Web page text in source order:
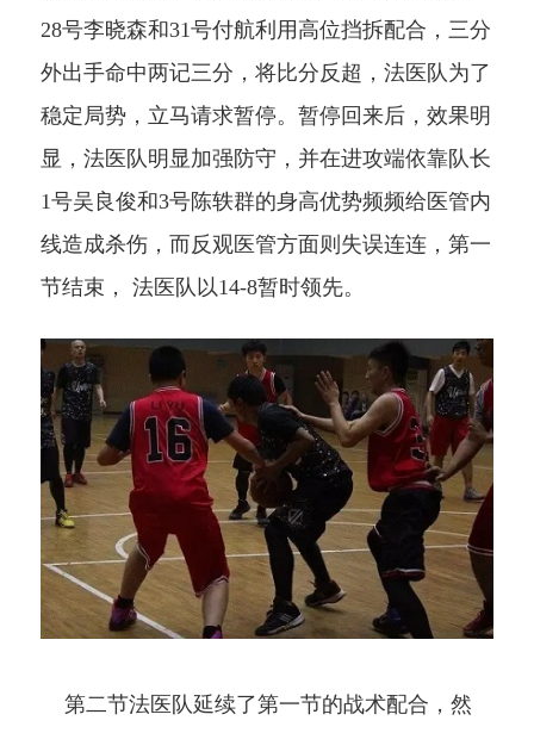
28号李晓森和31号付航利用高位挡拆配合，三分
外出手命中两记三分，将比分反超，法医队为了
稳定局势，立马请求暂停。暂停回来后，效果明
显，法医队 明显加强防守，并在进攻端依靠队长
1号吴良俊和3号陈轶群的身高优势频频给医管内
线造成杀伤，而反观医管方面则失误连连，第一
节结束，
法医队 以14-8暂时领先。
第二节法医队延续了第一节的战术配合，然